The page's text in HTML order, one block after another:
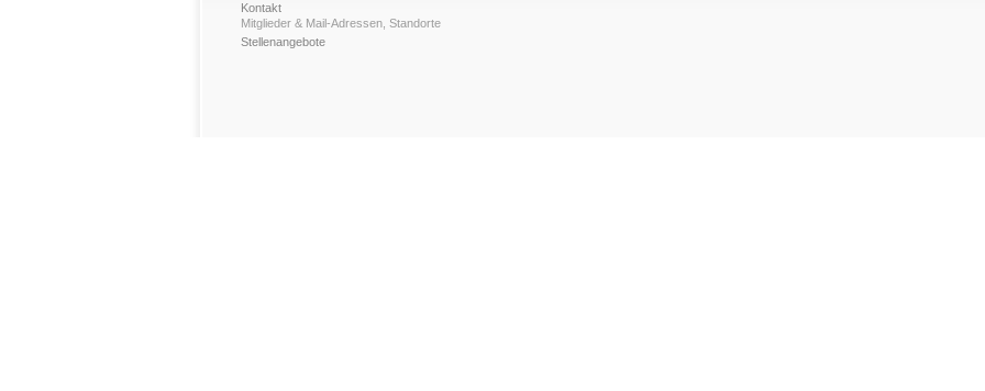
Kontakt
Mitglieder & Mail-Adressen Standorte
Stellenangebote